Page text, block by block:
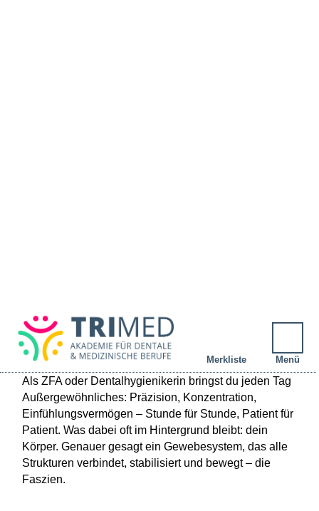
Merkliste Menü
DEINE MERKLISTE
Als ZFA oder Dentalhygienikerin bringst du jeden Tag
Außergewöhnliches: Präzision, Konzentration,
Einfühlungsvermögen – Stunde für Stunde, Patient für
Patient. Was dabei oft im Hintergrund bleibt: dein
Körper. Genauer gesagt ein Gewebesystem, das alle
Strukturen verbindet, stabilisiert und bewegt – die
Faszien.